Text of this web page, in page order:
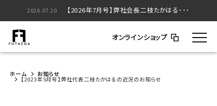
オンラインショップ
2026.05.20 【2026年5月号】弊社会長二枝たかはる･･･
2026.07.20 【2026年7月号】弊社会長二枝たかはる･･･
ホーム お知らせ
【2023年5月号】弊社代表二枝たかはるの近況のお知らせ